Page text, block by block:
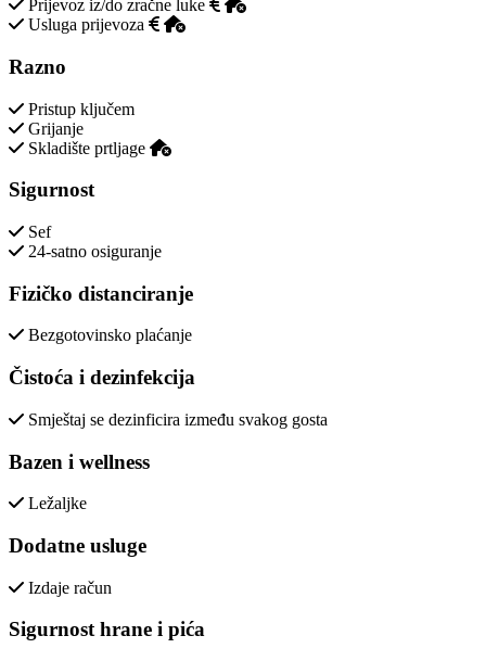
Prijevoz iz/do zračne luke
Usluga prijevoza
Razno
Pristup ključem
Grijanje
Skladište prtljage
Sigurnost
Sef
24-satno osiguranje
Fizičko distanciranje
Bezgotovinsko plaćanje
Čistoća i dezinfekcija
Smještaj se dezinficira između svakog gosta
Bazen i wellness
Ležaljke
Dodatne usluge
Izdaje račun
Sigurnost hrane i pića